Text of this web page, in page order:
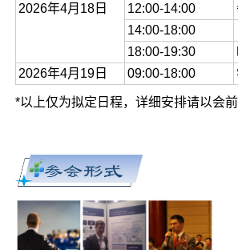
2026年4月18日
12:00-14:00
14:00-18:00
18:00-19:30
2026年4月19日
09:00-18:00
*以上仅为拟定日程，详细安排请以会